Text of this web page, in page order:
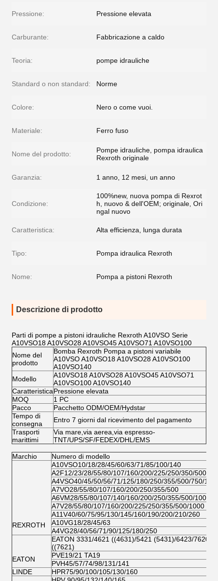
Pressione: Pressione elevata
Carburante: Fabbricazione a caldo
Teoria: pompe idrauliche
Standard o non standard: Norme
Colore: Nero o come vuoi.
Materiale: Ferro fuso
Nome del prodotto:
Pompe idrauliche, pompa idraulica
Rexroth originale
Garanzia: 1 anno, 12 mesi, un anno
Condizione:
100%new, nuova pompa di Rexrot
h, nuovo & dell'OEM; originale, Ori
ngal nuovo
Caratteristica: Alta efficienza, lunga durata
Tipo: Pompa idraulica Rexroth
Nome: Pompa a pistoni Rexroth
Descrizione di prodotto
Parti di pompe a pistoni idrauliche Rexroth A10VSO Serie
A10VSO18 A10VSO28 A10VSO45 A10VSO71 A10VSO100
Nome del
prodotto
Bomba Rexroth Pompa a pistoni variabile
A10VSO A10VSO18 A10VSO28 A10VSO100
A10VSO140
Modello
A10VSO18 A10VSO28 A10VSO45 A10VSO71
A10VSO100 A10VSO140
CaratteristicaPressione elevata
MOQ
1 PC
Pacco
Pacchetto ODM/OEM/Hydstar
Tempo di
consegna
Entro 7 giorni dal ricevimento del pagamento
Trasporti
marittimi
Via mare,via aerea,via espresso-
TNT/UPS/SF/FEDEX/DHL/EMS
Marchio Numero di modello
REXROTH
A10VSO10/18/28/45/60/63/71/85/100/140
A2F12/23/28/55/80/107/160/200/225/250/350/500/
A4VSO40/45/50/56/71/125/180/250/355/500/750/
A7VO28/55/80/107/160/200/250/355/500
A6VM28/55/80/107/140/160/200/250/355/500/1000
A7V28/55/80/107/160/200/225/250/355/500/1000
A11V40/60/75/95/130/145/160/190/200/210/260
A10VG18/28/45/63
A4VG28/40/56/71/90/125/180/250
EATON
EATON 3331/4621 ((4631)/5421 (5431)/6423/7620
((7621)
PVE19/21 TA19
PVH45/57/74/98/131/141
LINDE
HPR75/90/100/105/130/160